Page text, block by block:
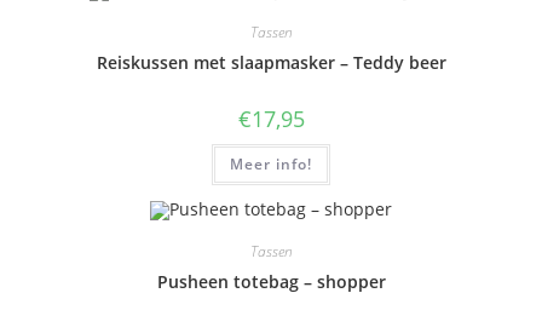
Tassen
Reiskussen met slaapmasker – Teddy beer
€17,95
Meer info!
Tassen
Pusheen totebag – shopper